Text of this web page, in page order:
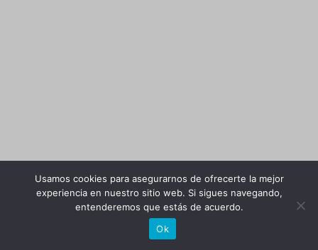
Usamos cookies para asegurarnos de ofrecerte la mejor
experiencia en nuestro sitio web. Si sigues navegando,
entenderemos que estás de acuerdo.
Ok